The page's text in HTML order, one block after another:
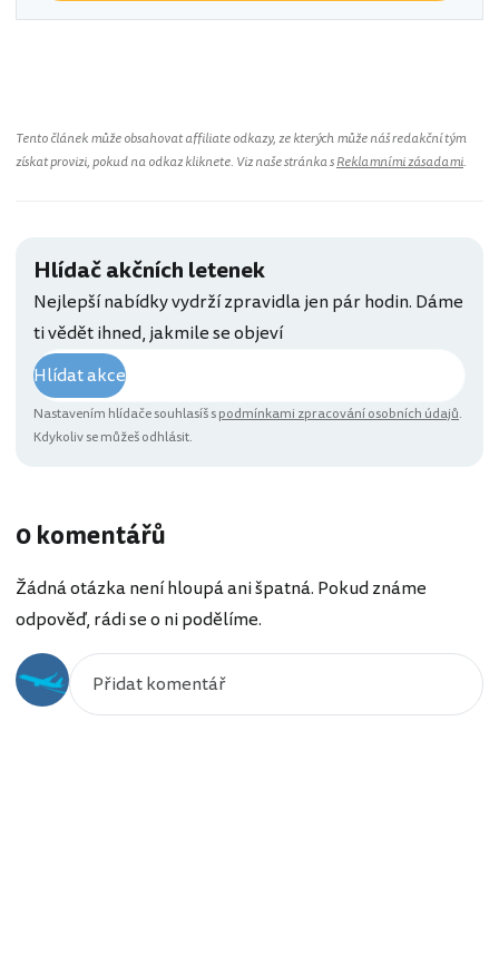
Tento článek může obsahovat affiliate odkazy, ze kterých může náš redakční tým
získat provizi, pokud na odkaz kliknete. Viz naše stránka sReklamními zásadami.
Hlídač akčních letenek
Nejlepší nabídky vydrží zpravidla jen pár hodin. Dáme
ti vědět ihned, jakmile se objeví
Hlídat akce
Nastavením hlídače souhlasíš spodmínkami zpracování osobních údajů.
Kdykoliv se můžeš odhlásit.
0 komentářů
Žádná otázka není hloupá ani špatná. Pokud známe
odpověď, rádi se o ni podělíme.